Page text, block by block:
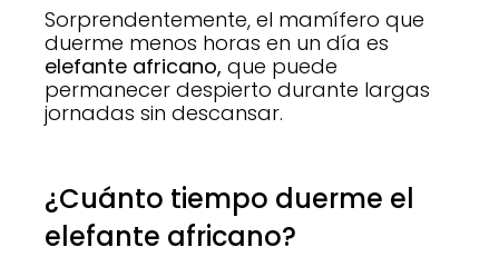
Sorprendentemente, el mamífero que
duerme menos horas en un día es
elefante africano, que puede
permanecer despierto durante largas
jornadas sin descansar.
¿Cuánto tiempo duerme el
elefante africano?